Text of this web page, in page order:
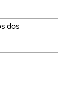
dos